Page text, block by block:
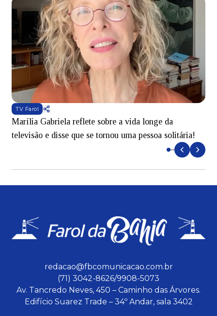
TV Farol
Marília Gabriela reflete sobre a vida longe da
televisão e disse que se tornou uma pessoa solitária!
redacao@fbcomunicacao.com.br
(71) 3042-8626/9908-5073
Av. Tancredo Neves, 450 – Caminho das Árvores.
Edifício Suarez Trade – 34º Andar, sala 3402